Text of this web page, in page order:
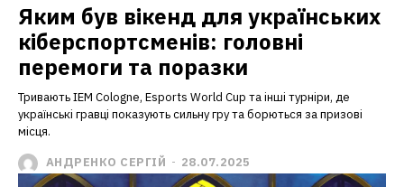
Яким був вікенд для українських
кіберспортсменів: головні
перемоги та поразки
Тривають IEM Cologne, Esports World Cup та інші турніри, де
українські гравці показують сильну гру та борються за призові
місця.
АНДРЕНКО СЕРГІЙ - 28.07.2025